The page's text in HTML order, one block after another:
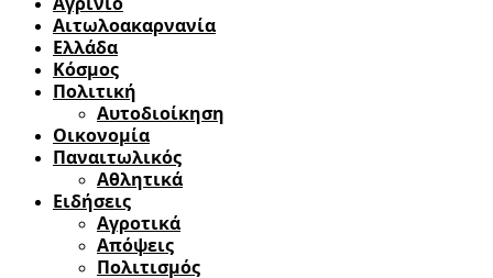
Αιτωλοακαρνανία
Ελλάδα
Κόσμος
Πολιτική
Αυτοδιοίκηση
Οικονομία
Παναιτωλικός
Αθλητικά
Ειδήσεις
Αγροτικά
Απόψεις
Πολιτισμός